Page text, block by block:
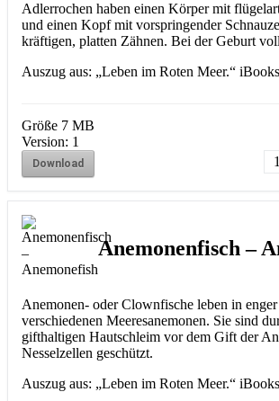
Adlerrochen haben einen Körper mit
und einen Kopf mit vorspringender
kräftigen, platten Zähnen. Bei der Geburt
Auszug aus: „Leben im Roten Meer.“
Größe 7 MB
Version: 1
Download
Anemonenfisch –
Anemonen- oder Clownfische leben in
verschiedenen Meeresanemonen. Sie sind
gifthaltigen Hautschleim vor dem Gift der
Nesselzellen geschützt.
Auszug aus: „Leben im Roten Meer.“